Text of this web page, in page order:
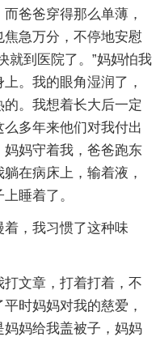
爸爸穿得那么单薄，
急万分，不停地安慰
就到医院了。”妈妈怕我
。我的眼角湿润了，
。我想着长大后一定
多年来他们对我付出
妈守着我，爸爸跑东
在病床上，输着液，
睡着了。
，我习惯了这种味
文章，打着打着，不
时妈妈对我的慈爱，
妈给我盖被子，妈妈